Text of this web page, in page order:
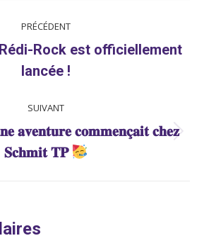
PRÉCÉDENT
Article
précédent
Rock est officiellement
lancée !
SUIVANT
Article
suivant
𝐚𝐯𝐞𝐧𝐭𝐮𝐫𝐞 𝐜𝐨𝐦𝐦𝐞𝐧𝐜̧𝐚𝐢𝐭 𝐜𝐡𝐞𝐳
𝐒𝐜𝐡𝐦𝐢𝐭 𝐓𝐏